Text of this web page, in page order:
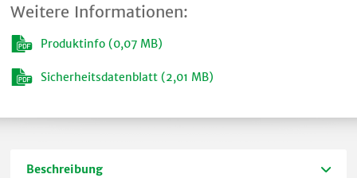
Weitere Informationen:
Produktinfo (0,07 MB)
Sicherheitsdatenblatt (2,01 MB)
Beschreibung